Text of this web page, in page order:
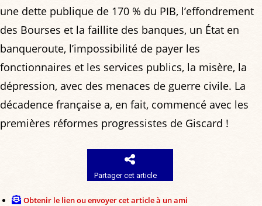
une dette publique de 170 % du PIB, l’effondrement
des Bourses et la faillite des banques, un État en
banqueroute, l’impossibilité de payer les
fonctionnaires et les services publics, la misère, la
dépression, avec des menaces de guerre civile. La
décadence française a, en fait, commencé avec les
premières réformes progressistes de Giscard !
Partager cet article
Obtenir le lien ou envoyer cet article à un ami